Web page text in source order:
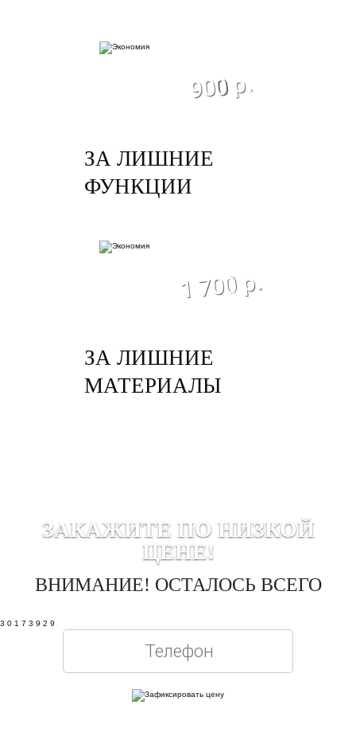
900 р.
ЗА ЛИШНИЕ
ФУНКЦИИ
1 700 р.
ЗА ЛИШНИЕ
МАТЕРИАЛЫ
ЗАКАЖИТЕ ПО НИЗКОЙ
ЦЕНЕ!
ВНИМАНИЕ! ОСТАЛОСЬ ВСЕГО
3 0 1 7 3 9 2 8